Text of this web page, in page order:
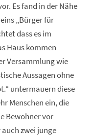
Es fand in der Nähe
„Bürger für
dass es im
Haus kommen
Versammlung wie
Aussagen ohne
untermauern diese
Menschen ein, die
Bewohner vor
zwei junge